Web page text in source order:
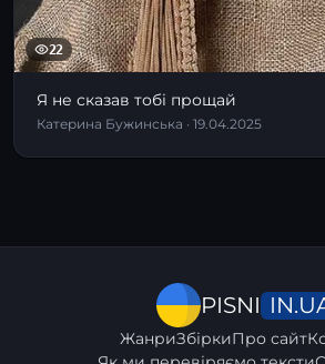
22
Я не сказав тобі прощай
Катерина Бужинська · 19.04.2025
PISNI
ЖанриЗбіркиПро сайт